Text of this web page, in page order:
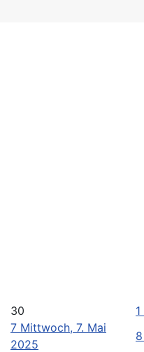
30 1
7 Mittwoch, 7. Mai
2025
8